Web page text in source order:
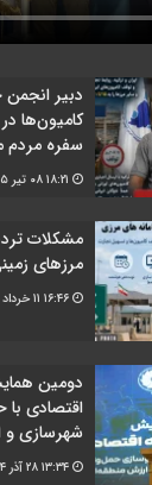
دبیر
کامیون‌ها در
سفره مردم
۰۸ تیر ۱۴۰۵
مشکلات
مرز‌های
۱۱ خرداد ۱۴۰۵
دومین
اقتصادی با
شهرسازی و
۲۸ آذر ۱۴۰۴